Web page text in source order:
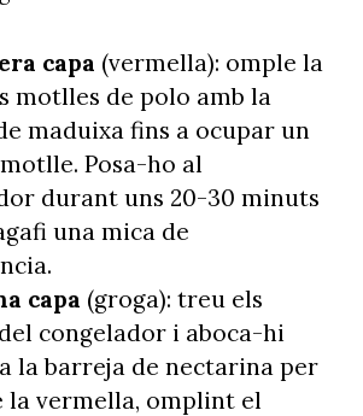
capa (vermella): omple la
motlles de polo amb la
maduixa fins a ocupar un
Posa-ho al
durant uns 20-30 minuts
una mica de
capa (groga): treu els
congelador i aboca-hi
la barreja de nectarina per
la vermella, omplint el